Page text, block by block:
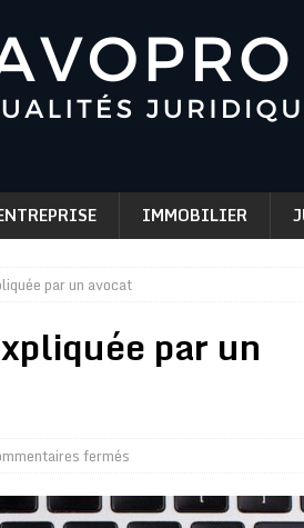
IMMOBILIER
par un avocat
par un
fermés